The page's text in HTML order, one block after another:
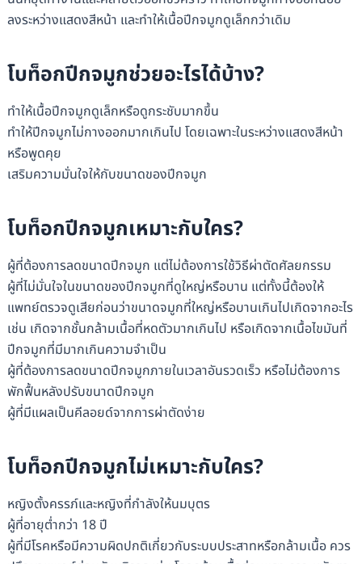
ลงระหว่างแสดงสีหน้า และทำให้เนื้อปีกจมูกดูเล็กกว่าเดิม
โบท็อกปีกจมูกช่วยอะไรได้บ้าง?
ทำให้เนื้อปีกจมูกดูเล็กหรือดูกระชับมากขึ้น
ทำให้ปีกจมูกไม่กางออกมากเกินไป โดยเฉพาะในระหว่างแสดงสีหน้า
หรือพูดคุย
เสริมความมั่นใจให้กับขนาดของปีกจมูก
โบท็อกปีกจมูกเหมาะกับใคร?
ผู้ที่ต้องการลดขนาดปีกจมูก แต่ไม่ต้องการใช้วิธีผ่าตัดศัลยกรรม
ผู้ที่ไม่มั่นใจในขนาดของปีกจมูกที่ดูใหญ่หรือบาน แต่ทั้งนี้ต้องให้
แพทย์ตรวจดูเสียก่อนว่าขนาดจมูกที่ใหญ่หรือบานเกินไปเกิดจากอะไร
เช่น เกิดจากชั้นกล้ามเนื้อที่หดตัวมากเกินไป หรือเกิดจากเนื้อไขมันที่
ปีกจมูกที่มีมากเกินความจำเป็น
ผู้ที่ต้องการลดขนาดปีกจมูกภายในเวลาอันรวดเร็ว หรือไม่ต้องการ
พักฟื้นหลังปรับขนาดปีกจมูก
ผู้ที่มีแผลเป็นคีลอยด์จากการผ่าตัดง่าย
โบท็อกปีกจมูกไม่เหมาะกับใคร?
หญิงตั้งครรภ์และหญิงที่กำลังให้นมบุตร
ผู้ที่อายุต่ำกว่า 18 ปี
ผู้ที่มีโรคหรือมีความผิดปกติเกี่ยวกับระบบประสาทหรือกล้ามเนื้อ ควร